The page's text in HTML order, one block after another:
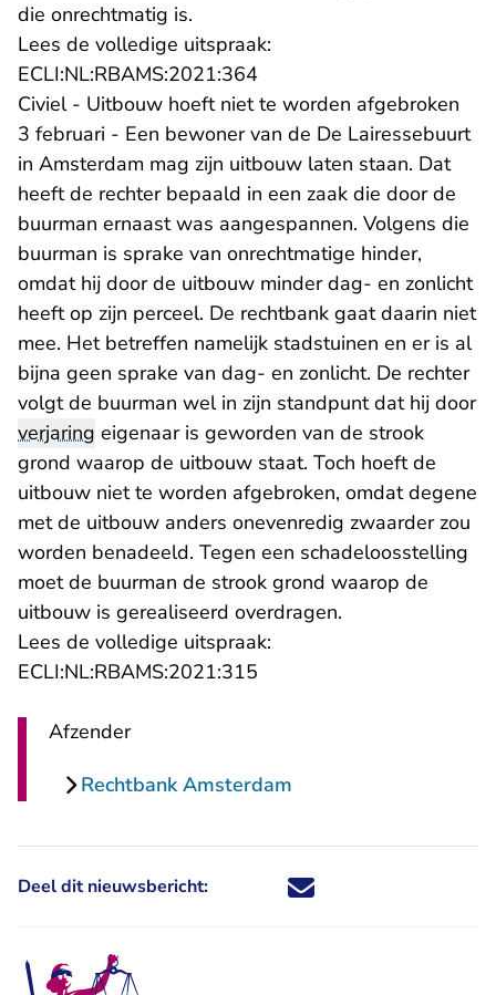
die onrechtmatig is.
Lees de volledige uitspraak:
ECLI:NL:RBAMS:2021:364- U verlaat Rechtspraak.nl
Civiel - Uitbouw hoeft niet te worden afgebroken
3 februari - Een bewoner van de De Lairessebuurt
in Amsterdam mag zijn uitbouw laten staan. Dat
heeft de rechter bepaald in een zaak die door de
buurman ernaast was aangespannen. Volgens die
buurman is sprake van onrechtmatige hinder,
omdat hij door de uitbouw minder dag- en zonlicht
heeft op zijn perceel. De rechtbank gaat daarin niet
mee. Het betreffen namelijk stadstuinen en er is al
bijna geen sprake van dag- en zonlicht. De rechter
volgt de buurman wel in zijn standpunt dat hij door
verjaring eigenaar is geworden van de strook
grond waarop de uitbouw staat. Toch hoeft de
uitbouw niet te worden afgebroken, omdat degene
met de uitbouw anders onevenredig zwaarder zou
worden benadeeld. Tegen een schadeloosstelling
moet de buurman de strook grond waarop de
uitbouw is gerealiseerd overdragen.
Lees de volledige uitspraak:
ECLI:NL:RBAMS:2021:315
Afzender
Rechtbank Amsterdam
Deel dit nieuwsbericht: Deel dit nieuwsbericht via X -
Deel dit nieuwsbericht via
Deel dit nieuwsbericht
Deel dit